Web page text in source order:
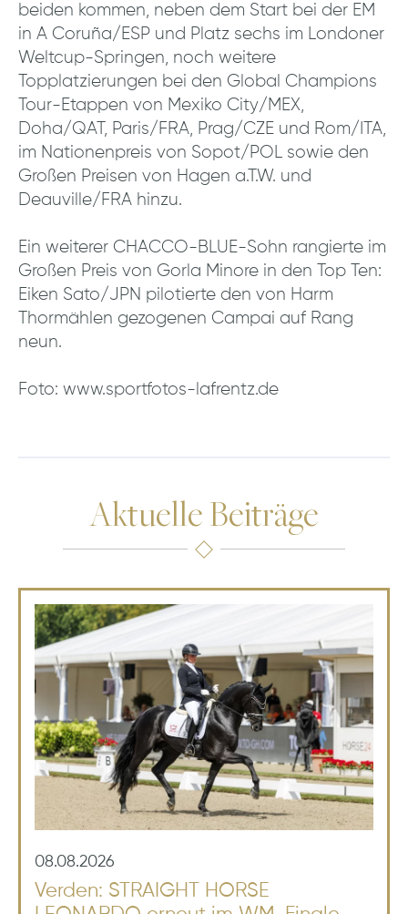
beiden kommen, neben dem Start bei der EM
in A Coruña/ESP und Platz sechs im Londoner
Weltcup-Springen, noch weitere
Topplatzierungen bei den Global Champions
Tour-Etappen von Mexiko City/MEX,
Doha/QAT, Paris/FRA, Prag/CZE und Rom/ITA,
im Nationenpreis von Sopot/POL sowie den
Großen Preisen von Hagen a.T.W. und
Deauville/FRA hinzu.
Ein weiterer CHACCO-BLUE-Sohn rangierte im
Großen Preis von Gorla Minore in den Top Ten:
Eiken Sato/JPN pilotierte den von Harm
Thormählen gezogenen Campai auf Rang
neun.
Foto: www.sportfotos-lafrentz.de
Aktuelle Beiträge
08.08.2026
Verden: STRAIGHT HORSE